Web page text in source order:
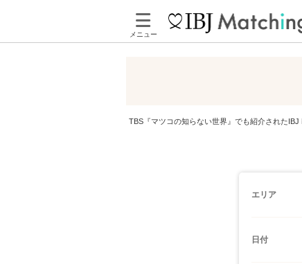
メニュー
TBS『マツコの知らない世界』でも紹介された
エリア
日付